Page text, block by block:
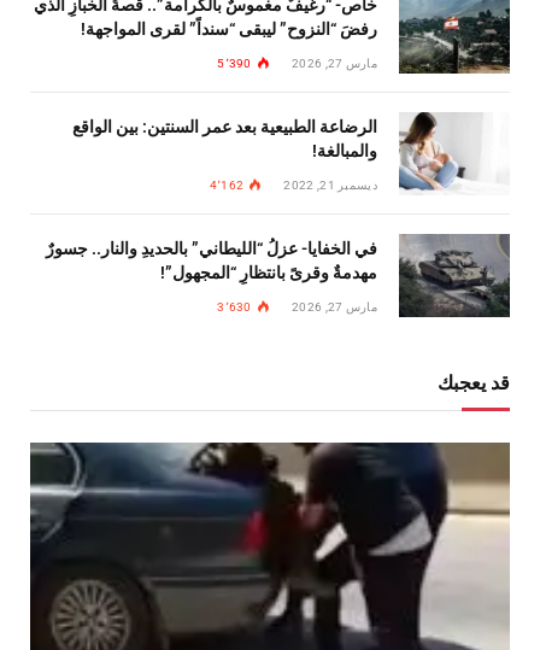
خاص- “رغيفٌ مغموسٌ بالكرامة”.. قصةُ الخبازِ الذي
رفضَ “النزوح” ليبقى “سنداً” لقرى المواجهة!
مارس 27, 2026 5٬390
الرضاعة الطبيعية بعد عمر السنتين: بين الواقع
والمبالغة!
ديسمبر 21, 2022 4٬162
في الخفايا- عزلُ “الليطاني” بالحديدِ والنار.. جسورٌ
مهدمةٌ وقرىً بانتظارِ “المجهول”!
مارس 27, 2026 3٬630
قد يعجبك